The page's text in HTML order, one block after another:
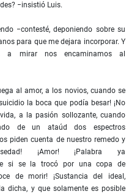
−insistió Luis.
−contesté, deponiendo sobre su
para que me dejara incorporar. Y
a mirar nos encaminamos al
al amor, a los novios, cuando se
la boca que podía besar! ¡No
a la pasión sollozante, cuando
de un ataúd dos espectros
piden cuenta de nuestro remedo y
¡Amor! ¡Palabra ya
si se la trocó por una copa de
de morir! ¡Sustancia del ideal,
dicha, y que solamente es posible